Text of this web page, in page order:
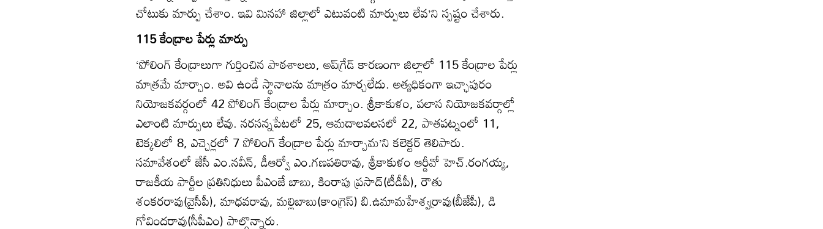
చోటుకు మార్పు చేశాం. ఇవి మినహా జిల్లాలో ఎటువంటి మార్పులు లేవ’ని స్పష్టం చేశారు.
115 కేంద్రాల పేర్లు మార్పు
‘పోలింగ్‌ కేంద్రాలుగా గుర్తించిన పాఠశాలలు, అప్‌గ్రేడ్‌ కారణంగా జిల్లాలో 115 కేంద్రాల పేర్లు
మాత్రమే మార్చాం. అవి ఉండే స్థానాలను మాత్రం మార్చలేదు. అత్యధికంగా ఇచ్ఛాపురం
నియోజకవర్గంలో 42 పోలింగ్‌ కేంద్రాల పేర్లు మార్చాం. శ్రీకాకుళం, పలాస నియోజకవర్గాల్లో
ఎలాంటి మార్పులు లేవు. నరసన్నపేటలో 25, ఆమదాలవలసలో 22, పాతపట్నంలో 11,
టెక్కలిలో 8, ఎచ్చెర్లలో 7 పోలింగ్‌ కేంద్రాల పేర్లు మార్చామ’ని కలెక్టర్‌ తెలిపారు.
సమావేశంలో జేసీ ఎం.నవీన్‌, డీఆర్వో ఎం.గణపతిరావు, శ్రీకాకుళం ఆర్డీవో హెచ్‌.రంగయ్య,
రాజకీయ పార్టీల ప్రతినిధులు పీఎంజే బాబు, కింరాపు ప్రసాద్‌(టీడీపీ), రౌతు
శంకరరావు(వైసీపీ), మాధవరావు, మల్లిబాబు(కాంగ్రెస్‌) బి.ఉమామహేశ్వర్రావు(బీజేపీ), డి
గోవిందరావు(సీపీఎం) పాల్గొన్నారు.